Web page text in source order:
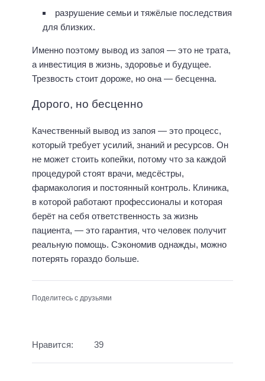
разрушение семьи и тяжёлые последствия
для близких.
Именно поэтому вывод из запоя — это не трата,
а инвестиция в жизнь, здоровье и будущее.
Трезвость стоит дороже, но она — бесценна.
Дорого, но бесценно
Качественный вывод из запоя — это процесс,
который требует усилий, знаний и ресурсов. Он
не может стоить копейки, потому что за каждой
процедурой стоят врачи, медсёстры,
фармакология и постоянный контроль. Клиника,
в которой работают профессионалы и которая
берёт на себя ответственность за жизнь
пациента, — это гарантия, что человек получит
реальную помощь. Сэкономив однажды, можно
потерять гораздо больше.
Поделитесь с друзьями
Нравится: 39